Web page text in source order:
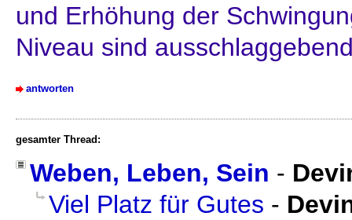
und Erhöhung der
Niveau sind
antworten
gesamter Thread:
Weben, Leben, Sein -
Viel Platz für Gutes -